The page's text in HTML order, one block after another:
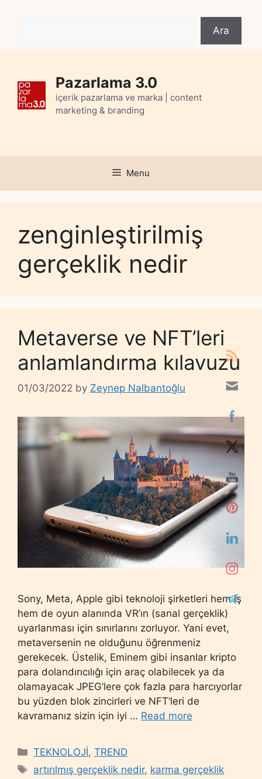
Ara
Pazarlama 3.0
içerik pazarlama ve marka | content
marketing & branding
Menu
zenginleştirilmiş
gerçeklik nedir
Metaverse ve NFT’leri
anlamlandırma kılavuzu
01/03/2022 by Zeynep Nalbantoğlu
Sony, Meta, Apple gibi teknoloji şirketleri hem iş
hem de oyun alanında VR’ın (sanal gerçeklik)
uyarlanması için sınırlarını zorluyor. Yani evet,
metaversenin ne olduğunu öğrenmeniz
gerekecek. Üstelik, Eminem gibi insanlar kripto
para dolandırıcılığı için araç olabilecek ya da
olamayacak JPEG’lere çok fazla para harcıyorlar
bu yüzden blok zincirleri ve NFT’leri de
kavramanız sizin için iyi … Read more
Categories
TEKNOLOJİ,TREND
Tags
artırılmış gerçeklik nedir, karma gerçeklik